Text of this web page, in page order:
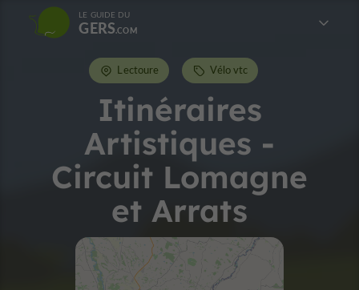
LE GUIDE DU
GERS
Itinéraires
Artistiques -
Circuit Lomagne
et Arrats
Lectoure Vélo vtc